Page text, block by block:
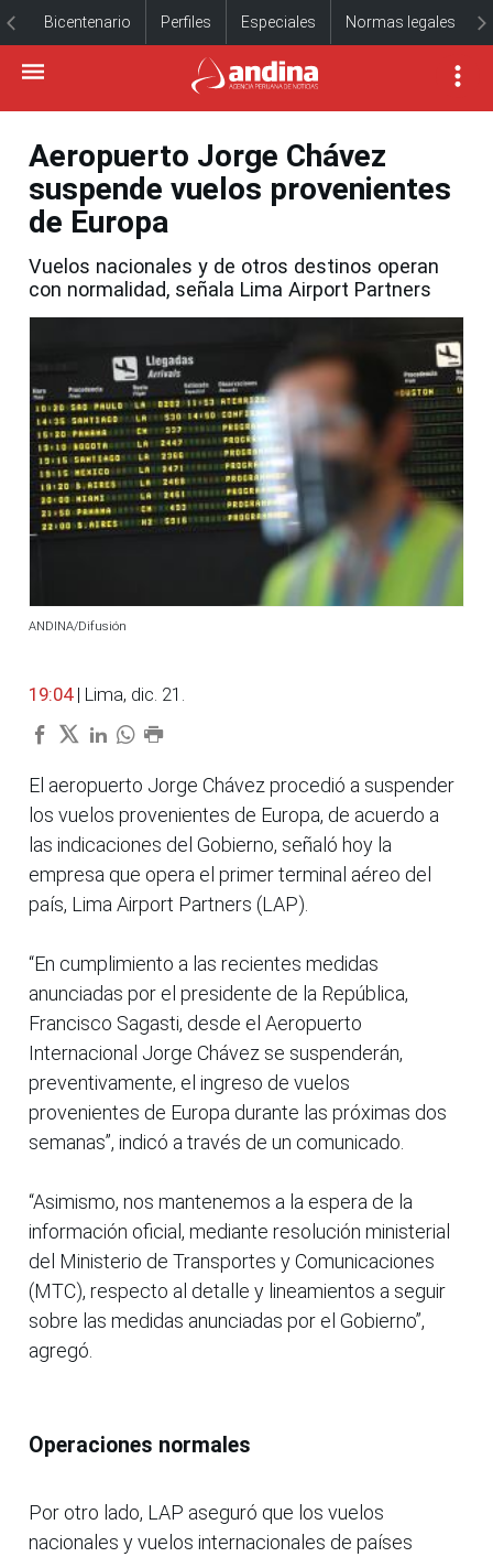
Bicentenario Perfiles Especiales Normas legales
Aeropuerto Jorge Chávez
suspende vuelos provenientes
de Europa
Vuelos nacionales y de otros destinos operan
con normalidad, señala Lima Airport Partners
ANDINA/Difusión
19:04 | Lima, dic. 21.
El aeropuerto Jorge Chávez procedió a suspender
los vuelos provenientes de Europa, de acuerdo a
las indicaciones del Gobierno, señaló hoy la
empresa que opera el primer terminal aéreo del
país, Lima Airport Partners (LAP).
“En cumplimiento a las recientes medidas
anunciadas por el presidente de la República,
Francisco Sagasti, desde el Aeropuerto
Internacional Jorge Chávez se suspenderán,
preventivamente, el ingreso de vuelos
provenientes de Europa durante las próximas dos
semanas”, indicó a través de un comunicado.
“Asimismo, nos mantenemos a la espera de la
información oficial, mediante resolución ministerial
del Ministerio de Transportes y Comunicaciones
(MTC), respecto al detalle y lineamientos a seguir
sobre las medidas anunciadas por el Gobierno”,
agregó.
Operaciones normales
Por otro lado, LAP aseguró que los vuelos
nacionales y vuelos internacionales de países